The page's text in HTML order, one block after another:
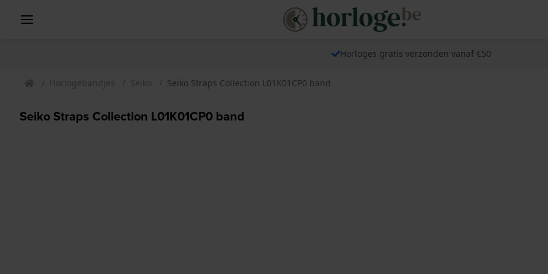
Horloges gratis verzonden vanaf €50
Horlogebandjes Seiko Seiko Straps Collection L01K01CP0 band
Seiko Straps Collection L01K01CP0 band